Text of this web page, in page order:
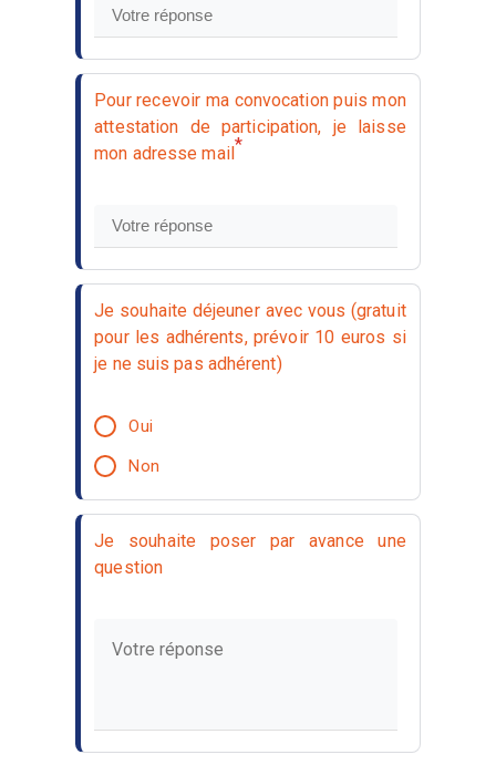
Pour recevoir ma convocation puis mon
attestation de participation, je laisse
mon adresse mail*
Je souhaite déjeuner avec vous (gratuit
pour les adhérents, prévoir 10 euros si
je ne suis pas adhérent)
Oui
Non
Je souhaite poser par avance une
question